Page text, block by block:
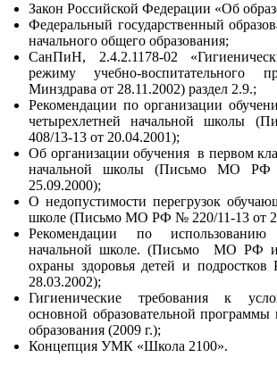
Закон Российской Федерации «Об
Федеральный государственный
начального общего образования;
СанПиН, 2.4.2.1178-02
режиму учебно-воспитательного
Минздрава от 28.11.2002) раздел 2.9.;
Рекомендации по организации
четырехлетней начальной
408/13-13 от 20.04.2001);
Об организации обучения в первом
начальной школы (Письмо МО
25.09.2000);
О недопустимости перегрузок
школе (Письмо МО РФ № 220/11-13 от
Рекомендации по
начальной школе. (Письмо МО РФ
охраны здоровья детей и
28.03.2002);
Гигиенические требования к
основной образовательной программы
образования (2009 г.);
Концепция УМК «Школа 2100».